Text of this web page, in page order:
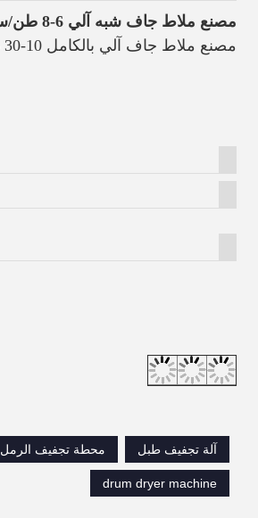
مصنع ملاط جاف شبه آلي 6-8 طن/ساعة
مصنع ملاط جاف آلي بالكامل 10-30 طن/ساعة
آلة تجفيف طبل
محطة تجفيف الرمل
drum dryer machine